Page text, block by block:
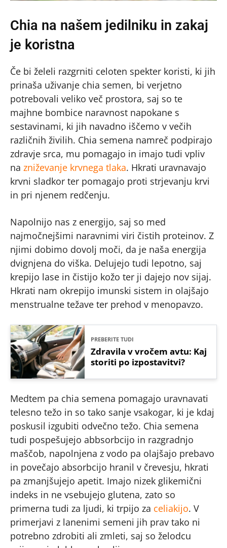
Chia na našem jedilniku in zakaj
je koristna
Če bi želeli razgrniti celoten spekter koristi, ki jih
prinaša uživanje chia semen, bi verjetno
potrebovali veliko več prostora, saj so te
majhne bombice naravnost napokane s
sestavinami, ki jih navadno iščemo v večih
različnih živilih. Chia semena namreč podpirajo
zdravje srca, mu pomagajo in imajo tudi vpliv
na zniževanje krvnega tlaka. Hkrati uravnavajo
krvni sladkor ter pomagajo proti strjevanju krvi
in pri njenem redčenju.
Napolnijo nas z energijo, saj so med
najmočnejšimi naravnimi viri čistih proteinov. Z
njimi dobimo dovolj moči, da je naša energija
dvignjena do viška. Delujejo tudi lepotno, saj
krepijo lase in čistijo kožo ter ji dajejo nov sijaj.
Hkrati nam okrepijo imunski sistem in olajšajo
menstrualne težave ter prehod v menopavzo.
PREBERITE TUDI
Zdravila v vročem avtu: Kaj
storiti po izpostavitvi?
Medtem pa chia semena pomagajo uravnavati
telesno težo in so tako sanje vsakogar, ki je kdaj
poskusil izgubiti odvečno težo. Chia semena
tudi pospešujejo abbsorbcijo in razgradnjo
maščob, napolnjena z vodo pa olajšajo prebavo
in povečajo absorbcijo hranil v črevesju, hkrati
pa zmanjšujejo apetit. Imajo nizek glikemični
indeks in ne vsebujejo glutena, zato so
primerna tudi za ljudi, ki trpijo za celiakijo. V
primerjavi z lanenimi semeni jih prav tako ni
potrebno zdrobiti ali zmleti, saj so želodcu